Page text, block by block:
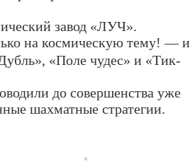
завод «ЛУЧ».
на космическую тему! — и
«Поле чудес» и «Тик-
до совершенства уже
шахматные стратегии.